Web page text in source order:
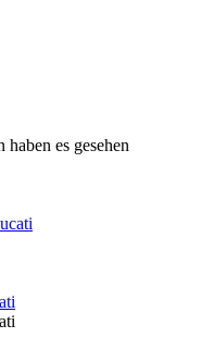
haben es gesehen